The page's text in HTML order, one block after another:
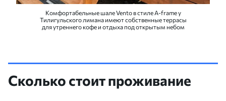
Комфортабельные шале Vento в стиле A-frame у
Тилигульского лимана имеют собственные террасы
для утреннего кофе и отдыха под открытым небом
Сколько стоит проживание